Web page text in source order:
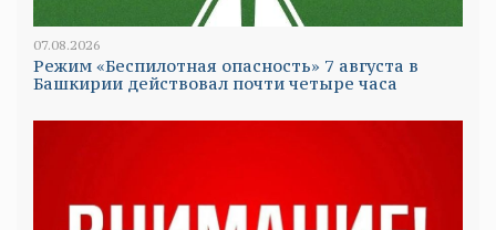
07.08.2026
Режим «Беспилотная опасность» 7 августа в
Башкирии действовал почти четыре часа